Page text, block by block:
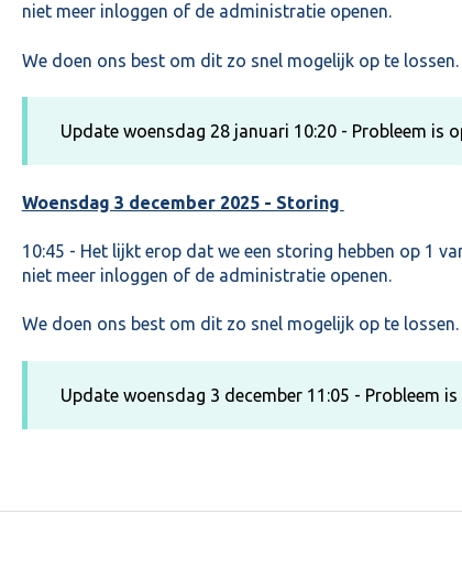
niet meer inloggen of de administratie openen.
We doen ons best om dit zo snel mogelijk op te
Update woensdag 28 januari 10:20 - Probleem is
Woensdag 3 december 2025 - Storing
10:45 - Het lijkt erop dat we een storing hebben op 1
niet meer inloggen of de administratie openen.
We doen ons best om dit zo snel mogelijk op te
Update woensdag 3 december 11:05 - Probleem